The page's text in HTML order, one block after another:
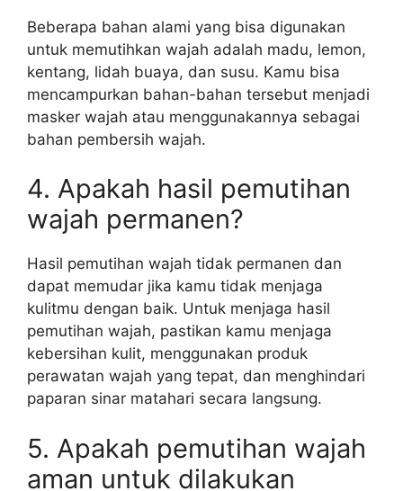
Beberapa bahan alami yang bisa digunakan
untuk memutihkan wajah adalah madu, lemon,
kentang, lidah buaya, dan susu. Kamu bisa
mencampurkan bahan-bahan tersebut menjadi
masker wajah atau menggunakannya sebagai
bahan pembersih wajah.
4. Apakah hasil pemutihan
wajah permanen?
Hasil pemutihan wajah tidak permanen dan
dapat memudar jika kamu tidak menjaga
kulitmu dengan baik. Untuk menjaga hasil
pemutihan wajah, pastikan kamu menjaga
kebersihan kulit, menggunakan produk
perawatan wajah yang tepat, dan menghindari
paparan sinar matahari secara langsung.
5. Apakah pemutihan wajah
aman untuk dilakukan